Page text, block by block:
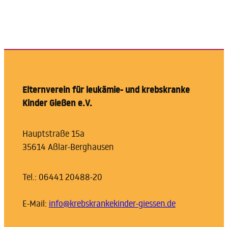
Elternverein für leukämie- und krebskranke
Kinder Gießen e.V.
Hauptstraße 15a
35614 Aßlar-Berghausen
Tel.: 06441 20488-20
E-Mail: info@krebskrankekinder-giessen.de